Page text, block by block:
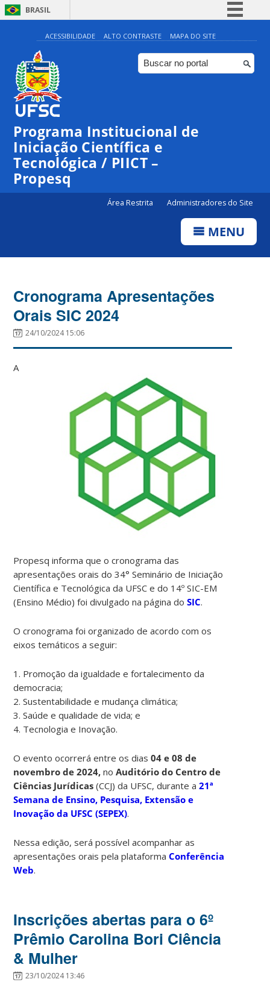
BRASIL
Simplifique!
Comunica BR
Participe
Canais
ACESSIBILIDADE ALTO CONTRASTE MAPA DO SITE
Programa Institucional de
Iniciação Científica e
Tecnológica / PIICT –
Propesq
Área Restrita Administradores do Site
MENU
Cronograma Apresentações
Orais SIC 2024
24/10/2024 15:06
A
Propesq informa que o cronograma das
apresentações orais do 34° Seminário de Iniciação
Científica e Tecnológica da UFSC e do 14º SIC-EM
(Ensino Médio) foi divulgado na página doSIC.
O cronograma foi organizado de acordo com os
eixos temáticos a seguir:
1. Promoção da igualdade e fortalecimento da
democracia;
2. Sustentabilidade e mudança climática;
3. Saúde e qualidade de vida; e
4. Tecnologia e Inovação.
O evento ocorrerá entre os dias04 e 08 de
novembro de 2024, noAuditório do Centro de
Ciências Jurídicas (CCJ) da UFSC, durante a21ª
Semana de Ensino, Pesquisa, Extensão e
Inovação da UFSC (SEPEX).
Nessa edição, será possível acompanhar as
apresentações orais pela plataformaConferência
Web.
Inscrições abertas para o 6º
Prêmio Carolina Bori Ciência
& Mulher
23/10/2024 13:46